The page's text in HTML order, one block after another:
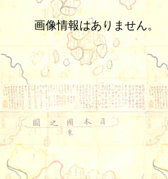
画像情報はありません。